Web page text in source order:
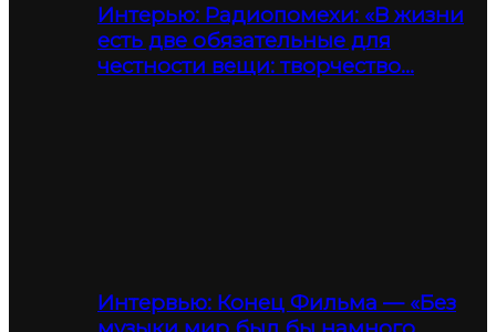
Интерью: Радиопомехи: «В жизни
есть две обязательные для
честности вещи: творчество…
Интервью: Конец Фильма — «Без